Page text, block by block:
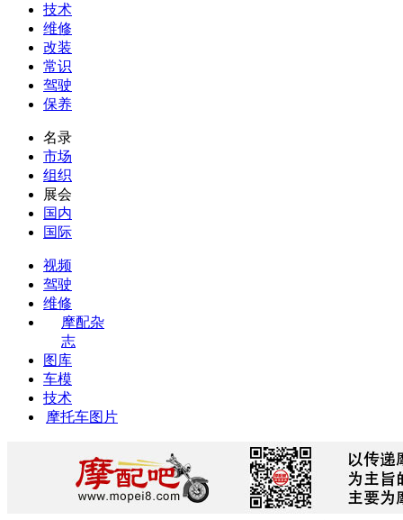
技术
维修
改装
常识
驾驶
保养
名录
市场
组织
展会
国内
国际
视频
驾驶
维修
摩配杂
志
图库
车模
技术
摩托车图片